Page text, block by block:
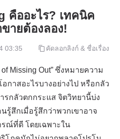
คืออะไร? เทคนิค
ายต้องลอง!
03:35 คัดลอกลิงก์ & ชื่อเรื่อง